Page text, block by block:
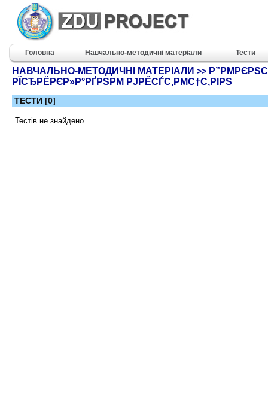
Головна Навчально-методичні матеріали Тести
НАВЧАЛЬНО-МЕТОДИЧНІ МАТЕРІАЛИ >>
РЇСЂРЁРЄР»Р°РҐРЅРΜ РЈРЁСЃС‚РΜС†С‚РІРЅ
ТЕСТИ [0]
Тестів не знайдено.